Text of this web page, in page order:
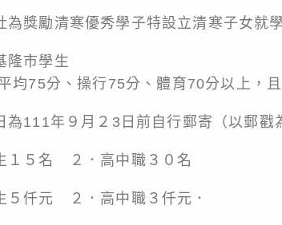
為獎勵清寒優秀學子特設立清寒子女就
隆市學生
操行75分、體育70分以上，且
111年９月２3日前自行郵寄（以郵戳
１５名 ２．高中職３０名
５仟元 ２．高中職３仟元．